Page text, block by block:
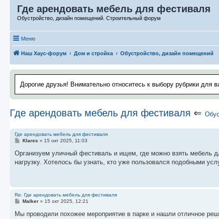
Где арендовать мебель для фестиваля
Обустройство, дизайн помещений. Строительный форум
Меню
Наш Хаус-форум Дом и стройка Обустройство, дизайн помещений
Дорогие друзья! Внимательно относитесь к выбору рубрики
Где арендовать мебель для фестиваля ⇐
Где арендовать мебель для фестиваля
С
о
б
щ
е
Klares » 15 окт 2025, 11:03
Организуем уличный фестиваль и ищем, где можно взять мебель
нагрузку. Хотелось бы узнать, кто уже пользовался подобными
Re: Где арендовать мебель для фестиваля
С
о
Malker» 15 окт 2025, 12:21
Мы проводили похожее мероприятие в парке и нашли отличное